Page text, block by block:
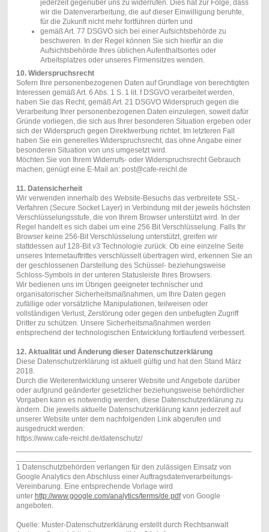
jederzeit gegenüber uns zu widerrufen. Dies hat zur Folge, dass
wir die Datenverarbeitung, die auf dieser Einwilligung beruhte,
für die Zukunft nicht mehr fortführen dürfen und
gemäß Art. 77 DSGVO sich bei einer Aufsichtsbehörde zu
beschweren. In der Regel können Sie sich hierfür an die
Aufsichtsbehörde Ihres üblichen Aufenthaltsortes oder
Arbeitsplatzes oder unseres Firmensitzes wenden.
10. Widerspruchsrecht
Sofern Ihre personenbezogenen Daten auf Grundlage von berechtigten
Interessen gemäß Art. 6 Abs. 1 S. 1 lit. f DSGVO verarbeitet werden,
haben Sie das Recht, gemäß Art. 21 DSGVO Widerspruch gegen die
Verarbeitung Ihrer personenbezogenen Daten einzulegen, soweit dafür
Gründe vorliegen, die sich aus Ihrer besonderen Situation ergeben oder
sich der Widerspruch gegen Direktwerbung richtet. Im letzteren Fall
haben Sie ein generelles Widerspruchsrecht, das ohne Angabe einer
besonderen Situation von uns umgesetzt wird.
Möchten Sie von Ihrem Widerrufs- oder Widerspruchsrecht Gebrauch
machen, genügt eine E-Mail an: post@cafe-reichl.de
11. Datensicherheit
Wir verwenden innerhalb des Website-Besuchs das verbreitete SSL-
Verfahren (Secure Socket Layer) in Verbindung mit der jeweils höchsten
Verschlüsselungsstufe, die von Ihrem Browser unterstützt wird. In der
Regel handelt es sich dabei um eine 256 Bit Verschlüsselung. Falls Ihr
Browser keine 256-Bit Verschlüsselung unterstützt, greifen wir
stattdessen auf 128-Bit v3 Technologie zurück. Ob eine einzelne Seite
unseres Internetauftrittes verschlüsselt übertragen wird, erkennen Sie an
der geschlossenen Darstellung des Schüssel- beziehungsweise
Schloss-Symbols in der unteren Statusleiste Ihres Browsers.
Wir bedienen uns im Übrigen geeigneter technischer und
organisatorischer Sicherheitsmaßnahmen, um Ihre Daten gegen
zufällige oder vorsätzliche Manipulationen, teilweisen oder
vollständigen Verlust, Zerstörung oder gegen den unbefugten Zugriff
Dritter zu schützen. Unsere Sicherheitsmaßnahmen werden
entsprechend der technologischen Entwicklung fortlaufend verbessert.
12. Aktualität und Änderung dieser Datenschutzerklärung
Diese Datenschutzerklärung ist aktuell gültig und hat den Stand März
2018.
Durch die Weiterentwicklung unserer Website und Angebote darüber
oder aufgrund geänderter gesetzlicher beziehungsweise behördlicher
Vorgaben kann es notwendig werden, diese Datenschutzerklärung zu
ändern. Die jeweils aktuelle Datenschutzerklärung kann jederzeit auf
unserer Website unter dem nachfolgenden Link abgerufen und
ausgedruckt werden:
https://www.cafe-reichl.de/datenschutz/
1 Datenschutzbehörden verlangen für den zulässigen Einsatz von
Google Analytics den Abschluss einer Auftragsdatenverarbeitungs-
Vereinbarung. Eine entsprechende Vorlage wird
unter http://www.google.com/analytics/terms/de.pdfvon Google
angeboten.
Quelle: Muster-Datenschutzerklärung erstellt durch Rechtsanwalt